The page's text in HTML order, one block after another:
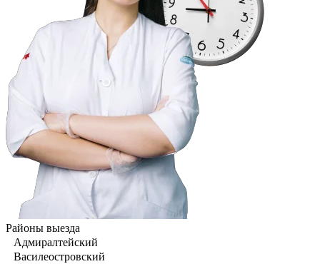
Районы выезда
Адмиралтейский
Василеостровский